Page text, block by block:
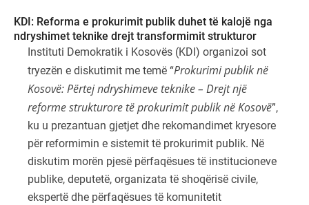
KDI: Reforma e prokurimit publik duhet të kalojë nga
ndryshimet teknike drejt transformimit strukturor
Instituti Demokratik i Kosovës (KDI) organizoi sot
tryezën e diskutimit me temë “Prokurimi publik në
Kosovë: Përtej ndryshimeve teknike – Drejt një
reforme strukturore të prokurimit publik në Kosovë”,
ku u prezantuan gjetjet dhe rekomandimet kryesore
për reformimin e sistemit të prokurimit publik. Në
diskutim morën pjesë përfaqësues të institucioneve
publike, deputetë, organizata të shoqërisë civile,
ekspertë dhe përfaqësues të komunitetit